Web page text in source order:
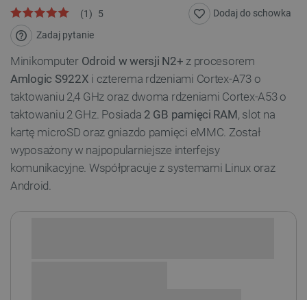
5
(1)
Zadaj pytanie
Dodaj do schowka
Minikomputer Odroid w wersji N2+ z procesorem
Amlogic S922X i czterema rdzeniami Cortex-A73 o
taktowaniu 2,4 GHz oraz dwoma rdzeniami Cortex-A53 o
taktowaniu 2 GHz. Posiada 2 GB pamięci RAM, slot na
kartę microSD oraz gniazdo pamięci eMMC. Został
wyposażony w najpopularniejsze interfejsy
komunikacyjne. Współpracuje z systemami Linux oraz
Android.